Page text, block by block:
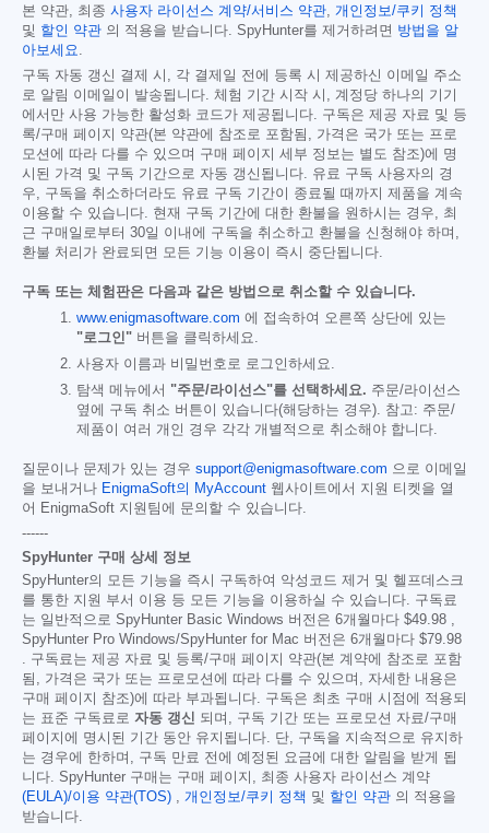
본 약관, 최종 사용자 라이선스 계약/서비스 약관
개인정보/쿠키 정책
및 할인 약관 의 적용을 받습니다. SpyHunter를 제거하려면 방법을 알
아보세요
구독 자동 갱신 결제 시, 각 결제일 전에 등록 시 제공하신 이메일 주소
로 알림 이메일이 발송됩니다. 체험 기간 시작 시, 계정당 하나의 기기
에서만 사용 가능한 활성화 코드가 제공됩니다. 구독은 제공 자료 및 등
록/구매 페이지 약관(본 약관에 참조로 포함됨, 가격은 국가 또는 프로
모션에 따라 다를 수 있으며 구매 페이지 세부 정보는 별도 참조)에 명
시된 가격 및 구독 기간으로 자동 갱신됩니다. 유료 구독 사용자의 경
우, 구독을 취소하더라도 유료 구독 기간이 종료될 때까지 제품을 계속
이용할 수 있습니다. 현재 구독 기간에 대한 환불을 원하시는 경우, 최
근 구매일로부터 30일 이내에 구독을 취소하고 환불을 신청해야 하며,
환불 처리가 완료되면 모든 기능 이용이 즉시 중단됩니다.
구독 또는 체험판은 다음과 같은 방법으로 취소할 수 있습니다.
www.enigmasoftware.com 에 접속하여 오른쪽 상단에 있는
"로그인" 버튼을 클릭하세요.
사용자 이름과 비밀번호로 로그인하세요.
탐색 메뉴에서 "주문/라이선스"를 선택하세요. 주문/라이선스
옆에 구독 취소 버튼이 있습니다(해당하는 경우). 참고: 주문/
제품이 여러 개인 경우 각각 개별적으로 취소해야 합니다.
질문이나 문제가 있는 경우 support@enigmasoftware.com 으로 이메일
을 보내거나 EnigmaSoft의 MyAccount 웹사이트에서 지원 티켓을 열
어 EnigmaSoft 지원팀에 문의할 수 있습니다.
------
SpyHunter 구매 상세 정보
SpyHunter의 모든 기능을 즉시 구독하여 악성코드 제거 및 헬프데스크
를 통한 지원 부서 이용 등 모든 기능을 이용하실 수 있습니다. 구독료
는 일반적으로 SpyHunter Basic Windows 버전은 6개월마다 $49.98 ,
SpyHunter Pro Windows/SpyHunter for Mac 버전은 6개월마다 $79.98
. 구독료는 제공 자료 및 등록/구매 페이지 약관(본 계약에 참조로 포함
됨, 가격은 국가 또는 프로모션에 따라 다를 수 있으며, 자세한 내용은
구매 페이지 참조)에 따라 부과됩니다. 구독은 최초 구매 시점에 적용되
는 표준 구독료로 자동 갱신 되며, 구독 기간 또는 프로모션 자료/구매
페이지에 명시된 기간 동안 유지됩니다. 단, 구독을 지속적으로 유지하
는 경우에 한하며, 구독 만료 전에 예정된 요금에 대한 알림을 받게 됩
니다. SpyHunter 구매는 구매 페이지, 최종 사용자 라이선스 계약
(EULA)/이용 약관(TOS) , 개인정보/쿠키 정책 및 할인 약관 의 적용을
받습니다.